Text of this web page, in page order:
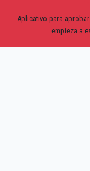
Aplicativo para
empieza a